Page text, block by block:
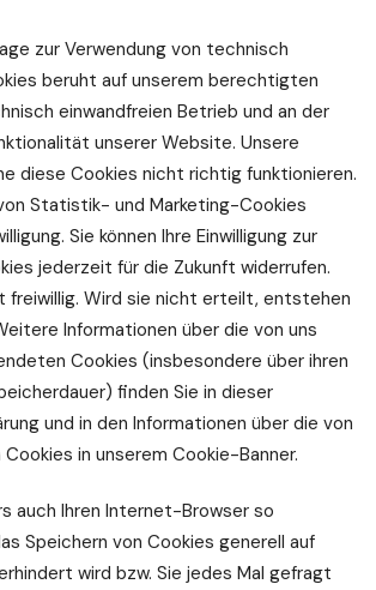
zur Verwendung von technisch
beruht auf unserem berechtigten
einwandfreien Betrieb und an der
unserer Website. Unsere
diese Cookies nicht richtig funktionieren.
Statistik- und Marketing-Cookies
Sie können Ihre Einwilligung zur
jederzeit für die Zukunft widerrufen.
freiwillig. Wird sie nicht erteilt, entstehen
Informationen über die von uns
Cookies (insbesondere über ihren
finden Sie in dieser
und in den Informationen über die von
in unserem Cookie-Banner.
auch Ihren Internet-Browser so
Speichern von Cookies generell auf
wird bzw. Sie jedes Mal gefragt